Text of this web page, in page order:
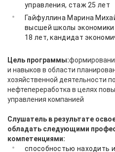
управления, стаж 25 лет
Гайфуллина Марина
высшей школы
18 лет, кандидат
Цель программы:
и навыков в области
хозяйственной деятельности
нефтепереработка в целях
управления компанией
Слушатель в результате
обладать следующими
компетенциями:
способностью находить